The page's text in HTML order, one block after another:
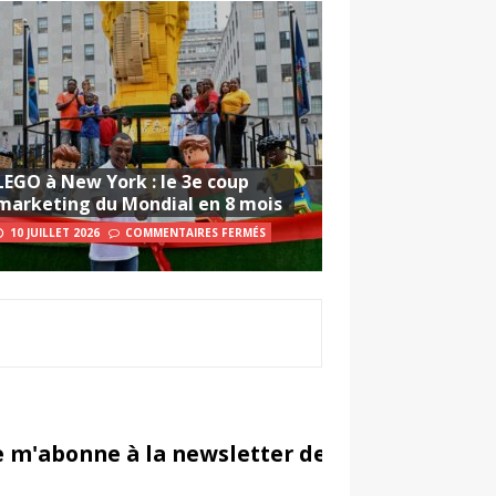
à New York : le 3e coup
du Mondial en 8 mois
10 JUILLET 2026 COMMENTAIRES FERMÉS
m'abonne à la newsletter de